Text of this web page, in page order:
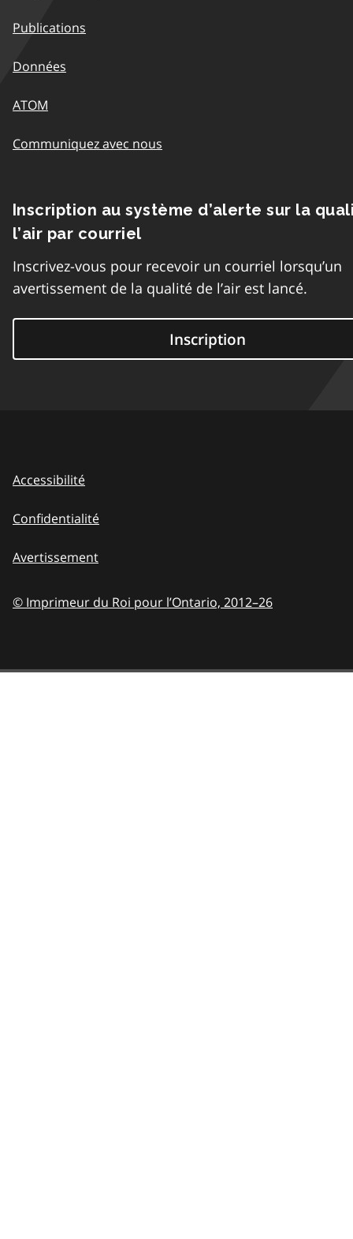
Publications
Données
ATOM
Communiquez avec nous
Inscription au système d’alerte sur la
l’air par courriel
Inscrivez-vous pour recevoir un courriel lorsqu’un
avertissement de la qualité de l’air est lancé.
Inscription
Accessibilité
Confidentialité
Avertissement
© Imprimeur du Roi pour l’Ontario, 2012–26